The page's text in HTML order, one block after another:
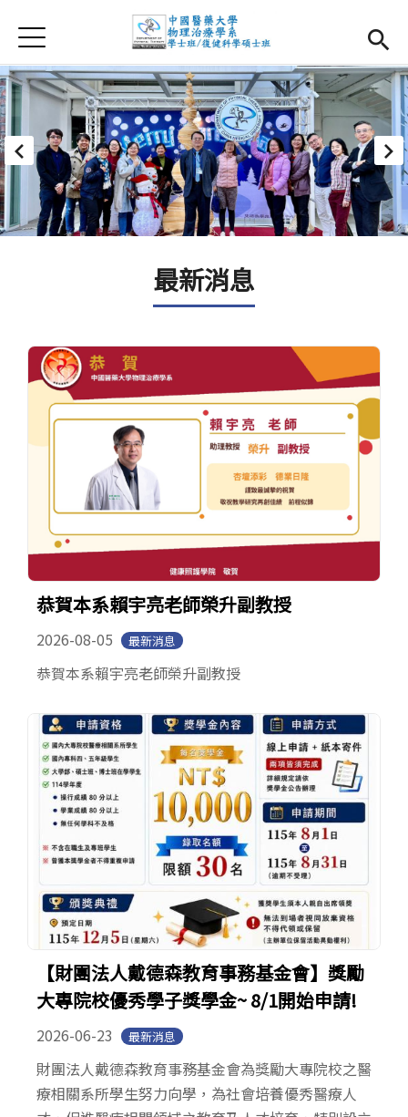
首頁
首頁
最新消息
Open
系所簡介
師資團隊
Open
課程資訊
活動集錦
招生訊息(link is external)
Open
高中生專區
Open
系友回娘家
檔案下載
English
Jump to Navigation
Jump to Main content
最新消息
恭賀本系賴宇亮老師榮升副教授
2026-08-05 最新消息
恭賀本系賴宇亮老師榮升副教授
【財團法人戴德森教育事務基金會】獎勵
大專院校優秀學子獎學金~ 8/1開始申請!
2026-06-23 最新消息
財團法人戴德森教育事務基金會為獎勵大專院校之醫
療相關系所學生努力向學，為社會培養優秀醫療人